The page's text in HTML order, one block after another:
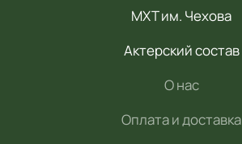
МХТ им. Чехова
Актерский состав
О нас
Оплата и доставка